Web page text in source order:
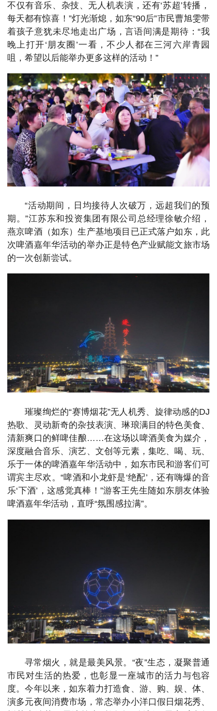
不仅有音乐、杂技、无人机表演，还有‘苏超’转播，
每天都有惊喜！”灯光渐熄，如东“90后”市民曹旭雯带
着孩子意犹未尽地走出广场，言语间满是期待：“我
晚上打开‘朋友圈’一看，不少人都在三河六岸青园
咀，希望以后能举办更多这样的活动！”
“活动期间，日均接待人次破万，远超我们的预
期。”江苏东和投资集团有限公司总经理徐敏介绍，
燕京啤酒（如东）生产基地项目已正式落户如东，此
次啤酒嘉年华活动的举办正是特色产业赋能文旅市场
的一次创新尝试。
璀璨绚烂的“赛博烟花”无人机秀、旋律动感的DJ
热歌、灵动新奇的杂技表演、琳琅满目的特色美食、
清新爽口的鲜啤佳酿……在这场以啤酒美食为媒介，
深度融合音乐、演艺、文创等元素，集吃、喝、玩、
乐于一体的啤酒嘉年华活动中，如东市民和游客们可
谓宾主尽欢。“啤酒和小龙虾是‘绝配’，还有嗨爆的音
乐‘下酒’，这感觉真棒！”游客王先生随如东朋友体验
啤酒嘉年华活动，直呼“氛围感拉满”。
寻常烟火，就是最美风景。“夜”生态，凝聚普通
市民对生活的热爱，也彰显一座城市的活力与包容
度。今年以来，如东着力打造食、游、购、娱、体、
演多元夜间消费市场，常态举办小洋口假日烟花秀、